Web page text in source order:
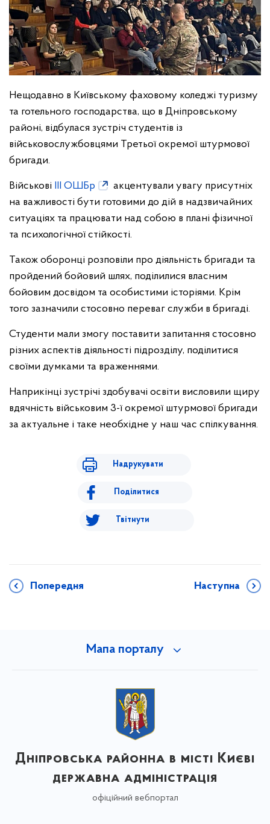
Нещодавно в Київському фаховому коледжі туризму
та готельного господарства, що в Дніпровському
районі, відбулася зустріч студентів із
військовослужбовцями Третьої окремої штурмової
бригади.
Військові ІІІ ОШБр
акцентували увагу присутніх
на важливості бути готовими до дій в надзвичайних
ситуаціях та працювати над собою в плані фізичної
та психологічної стійкості.
Також оборонці розповіли про діяльність бригади та
пройдений бойовий шлях, поділилися власним
бойовим досвідом та особистими історіями. Крім
того зазначили стосовно переваг служби в бригаді.
Студенти мали змогу поставити запитання стосовно
різних аспектів діяльності підрозділу, поділитися
своїми думками та враженнями.
Наприкінці зустрічі здобувачі освіти висловили щиру
вдячність військовим 3-ї окремої штурмової бригади
за актуальне і таке необхідне у наш час спілкування.
Надрукувати
Поділитися
Твітнути
Попередня Наступна
Мапа порталу
Дніпровська районна в місті Києві
державна адміністрація
офіційний вебпортал